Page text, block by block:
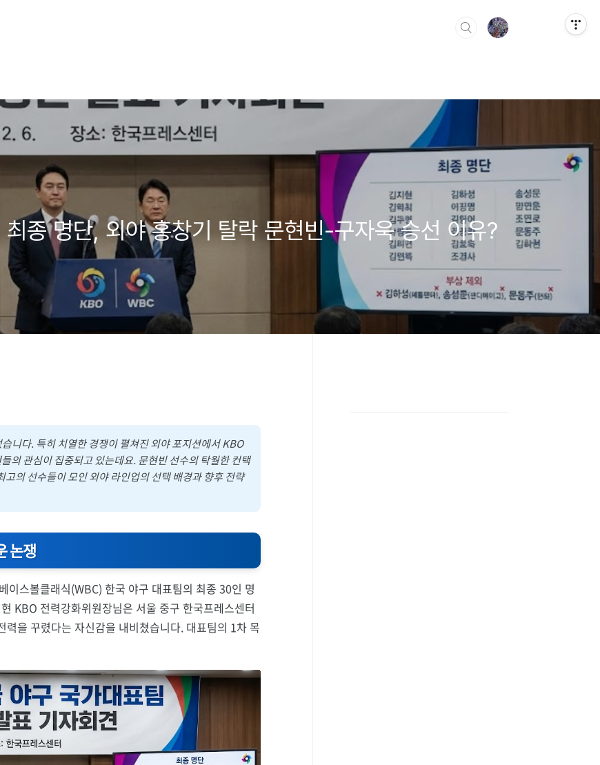
종 명단, 외야 홍창기 탈락 문현빈-구자욱 승선 이유?
니다. 특히 치열한 경쟁이 펼쳐진 외야 포지션에서 KBO
의 관심이 집중되고 있는데요. 문현빈 선수의 탁월한 컨택
의 선수들이 모인 외야 라인업의 선택 배경과 향후 전략
논쟁
스볼클래식(WBC) 한국 야구 대표팀의 최종 30인 명
KBO 전력강화위원장님은 서울 중구 한국프레스센터
을 꾸렸다는 자신감을 내비쳤습니다. 대표팀의 1차 목